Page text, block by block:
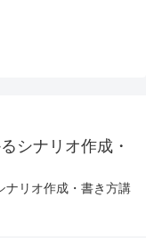
シナリオ作成・
ナリオ作成・書き方講